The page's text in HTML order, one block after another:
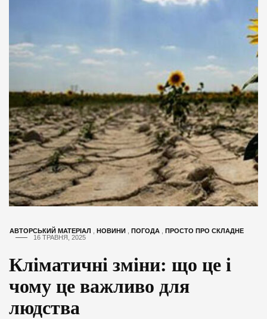
АВТОРСЬКИЙ МАТЕРІАЛ НОВИНИ ПОГОДА
ПРОСТО ПРО СКЛАДНЕ
16 ТРАВНЯ, 2025
Кліматичні зміни: що це і
чому це важливо для
людства